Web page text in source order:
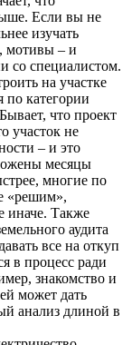
Если вы не
изучать
мотивы – и
со специалистом.
на участке
по категории
что проект
участок не
– и это
месяцы
многие по
«решим»,
иначе. Также
аудита
все на откуп
в процесс ради
знакомство и
может дать
анализ длиной в